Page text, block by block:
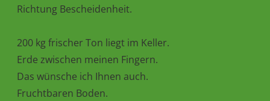
Richtung Bescheidenheit.
200 kg frischer Ton liegt im Keller.
Erde zwischen meinen Fingern.
Das wünsche ich Ihnen auch.
Fruchtbaren Boden.